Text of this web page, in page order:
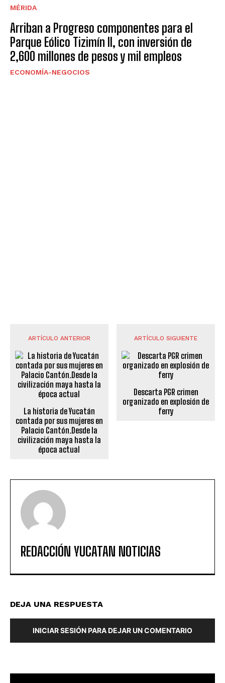
MÉRIDA
Arriban a Progreso componentes para el
Parque Eólico Tizimín II, con inversión de
2,600 millones de pesos y mil empleos
ECONOMÍA-NEGOCIOS
ARTÍCULO ANTERIOR
La historia de Yucatán
contada por sus mujeres en
Palacio Cantón.Desde la
civilización maya hasta la
época actual
ARTÍCULO SIGUIENTE
Descarta PGR crimen
organizado en explosión de
ferry
REDACCIÓN YUCATAN NOTICIAS
DEJA UNA RESPUESTA
INICIAR SESIÓN PARA DEJAR UN COMENTARIO